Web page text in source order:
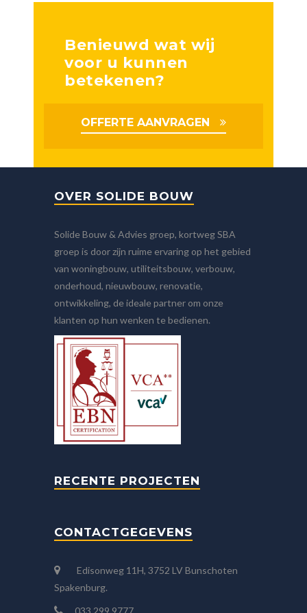
Benieuwd wat wij
voor u kunnen
betekenen?
OFFERTE AANVRAGEN
OVER SOLIDE BOUW
Solide Bouw & Advies groep, kortweg SBA
groep is door zijn ruime ervaring op het gebied
van woningbouw, utiliteitsbouw, verbouw,
onderhoud, nieuwbouw, renovatie,
ontwikkeling, de ideale partner om onze
klanten op hun wenken te bedienen.
RECENTE PROJECTEN
CONTACTGEGEVENS
Edisonweg 11H, 3752 LV Bunschoten
Spakenburg.